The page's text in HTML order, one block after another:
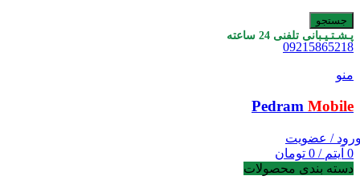
جستجو
پـشـتـیـبانی تلفنی 24 ساعته
09215865218
منو
Pedram Mobile
/ عضویت
0 آیتم /
0 تومان
دسته بندی محصولات